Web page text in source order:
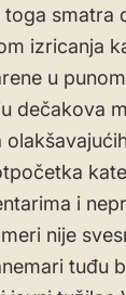
toga smatra
izricanja
u
dečakova
i
nije
tuđu